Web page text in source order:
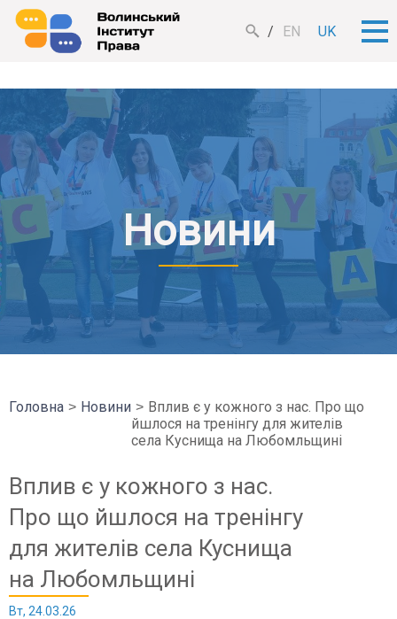
EN UK
Новини
Головна Новини
Вплив є у кожного з нас. Про що
йшлося на тренінгу для жителів
села Куснища на Любомльщині
Вплив є у кожного з нас.
Про що йшлося на тренінгу
для жителів села Куснища
на Любомльщині
Вт, 24.03.26